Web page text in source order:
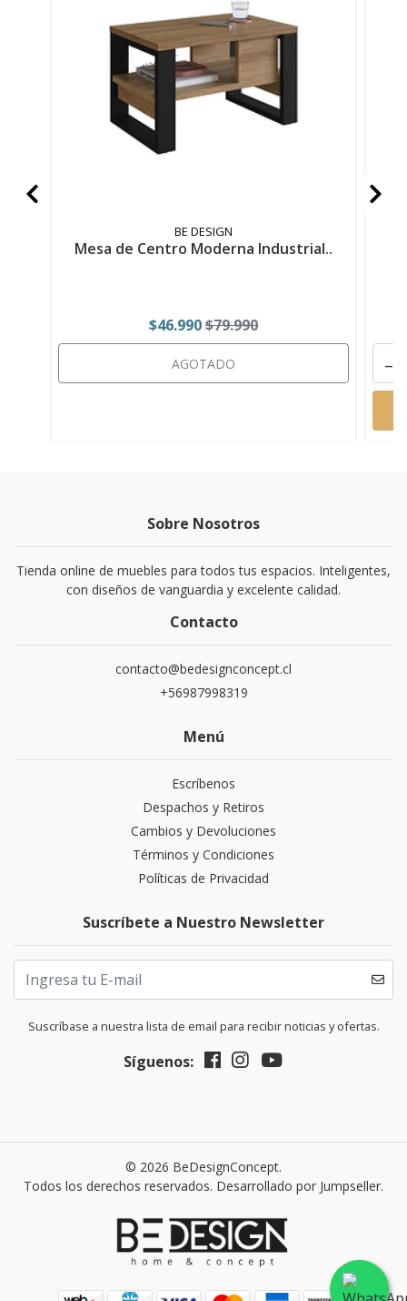
BE DESIGN
Mesa de Centro Moderna Industrial..
$46.990$79.990
AGOTADO -
Sobre Nosotros
Tienda online de muebles para todos tus espacios. Inteligentes,
con diseños de vanguardia y excelente calidad.
Contacto
contacto@bedesignconcept.cl
+56987998319
Menú
Escríbenos
Despachos y Retiros
Cambios y Devoluciones
Términos y Condiciones
Políticas de Privacidad
Suscríbete a Nuestro Newsletter
Suscríbase a nuestra lista de email para recibir noticias y ofertas.
Síguenos:
© 2026 BeDesignConcept.
Todos los derechos reservados. Desarrollado por Jumpseller.